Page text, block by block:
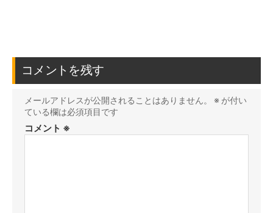
コメントを残す
メールアドレスが公開されることはありません。 ※ が付い
ている欄は必須項目です
コメント ※